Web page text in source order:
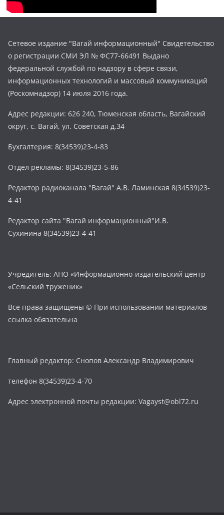
Сетевое издание "Вагай информационный" Свидетельство
о регистрации СМИ ЭЛ № ФС77-66491 Выдано
федеральной службой по надзору в сфере связи,
информационных технологий и массовый коммуникаций
(Роскомнадзор) 14 июля 2016 года.
Адрес редакции: 626 240, Тюменская область, Вагайский
округ, с. Вагай, ул. Советская д.34
Бухгалтерия: 8(34539)23-4-83
Отдел рекламы: 8(34539)23-5-86
Редактор радиоканала "Вагай" А.В. Ламинская 8(34539)23-
4-41
Редактор сайта "Вагай информационный"И.В.
Сухинина 8(34539)23-4-41
Учредитель: АНО «Информационно-издательский центр
«Сельский труженик»
Все права защищены © При использовании материалов
ссылка обязательна
Главный редактор: Снопов Александр Владимирович
телефон 8(34539)23-4-70
Адрес электронной почты редакции: Vagayst@obl72.ru